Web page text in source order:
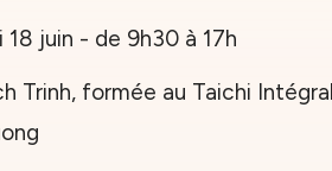
18 juin - de 9h30 à 17h
Trinh, formée au Taichi